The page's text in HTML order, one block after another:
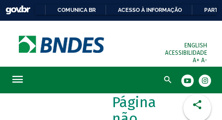
COMUNICA BR ACESSO À INFORMAÇÃO
ENGLISH
ACESSIBILIDADE
A+ A-
Busca
Página